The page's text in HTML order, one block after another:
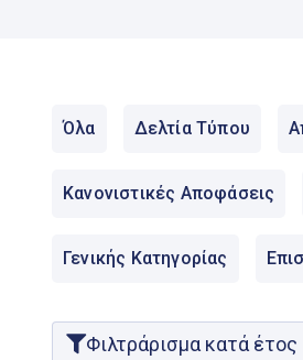
Όλα Δελτία Τύπου
Κανονιστικές Αποφάσεις
Γενικής Κατηγορίας
Φιλτράρισμα κατά έτος